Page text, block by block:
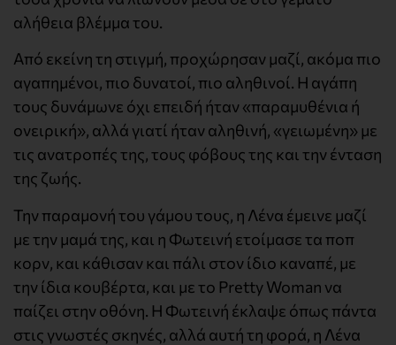
αλήθεια βλέμμα του.
Από εκείνη τη στιγμή, προχώρησαν μαζί, ακόμα πιο
αγαπημένοι, πιο δυνατοί, πιο αληθινοί. Η αγάπη
τους δυνάμωνε όχι επειδή ήταν «παραμυθένια ή
ονειρική», αλλά γιατί ήταν αληθινή, «γειωμένη» με
τις ανατροπές της, τους φόβους της και την ένταση
της ζωής.
Την παραμονή του γάμου τους, η Λένα έμεινε μαζί
με την μαμά της, και η Φωτεινή ετοίμασε τα ποπ
κορν, και κάθισαν και πάλι στον ίδιο καναπέ, με
την ίδια κουβέρτα, και με το Pretty Woman να
παίζει στην οθόνη. Η Φωτεινή έκλαψε όπως πάντα
στις γνωστές σκηνές, αλλά αυτή τη φορά, η Λένα